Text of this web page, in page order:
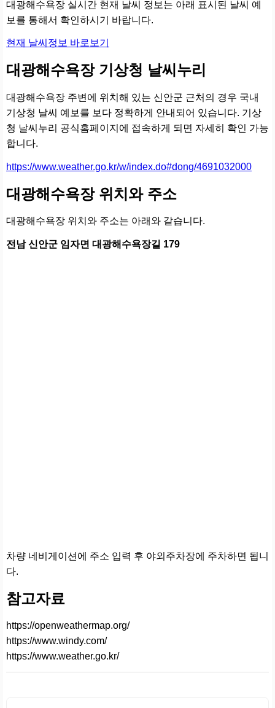
대광해수욕장 실시간 현재 날씨 정보는 아래 표시된 날씨 예
보를 통해서 확인하시기 바랍니다.
현재 날씨정보 바로보기
대광해수욕장 기상청 날씨누리
대광해수욕장 주변에 위치해 있는 신안군 근처의 경우 국내
기상청 날씨 예보를 보다 정확하게 안내되어 있습니다. 기상
청 날씨누리 공식홈페이지에 접속하게 되면 자세히 확인 가능
합니다.
https://www.weather.go.kr/w/index.do#dong/4691032000
대광해수욕장 위치와 주소
대광해수욕장 위치와 주소는 아래와 같습니다.
전남 신안군 임자면 대광해수욕장길 179
차량 네비게이션에 주소 입력 후 야외주차장에 주차하면 됩니
다.
참고자료
https://openweathermap.org/
https://www.windy.com/
https://www.weather.go.kr/